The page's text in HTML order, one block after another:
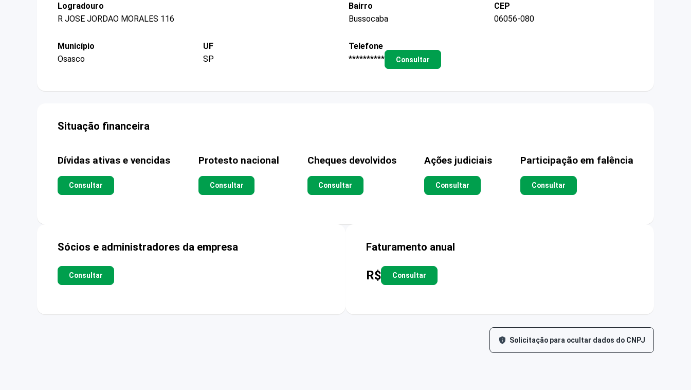
Logradouro
R JOSE JORDAO MORALES 116
Bairro
Bussocaba
CEP
06056-080
Município
Osasco
UF
SP
Telefone
**********
Consultar
Situação financeira
Dívidas ativas e vencidas
Consultar
Protesto nacional
Consultar
Cheques devolvidos
Consultar
Ações judiciais
Consultar
Participação em falência
Consultar
Sócios e administradores da empresa
Consultar
Faturamento anual
R$ Consultar
Solicitação para ocultar dados do CNPJ